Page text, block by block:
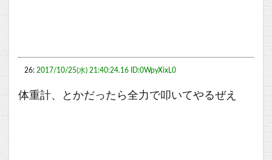
26: 2017/10/25(水) 21:40:24.16 ID:0WpyXixL0
体重計、とかだったら全力で叩いてやるぜえ